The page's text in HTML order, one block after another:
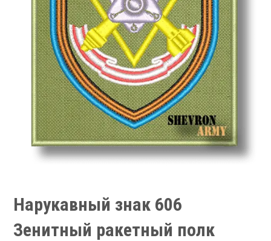
Нарукавный знак 606
Зенитный ракетный полк